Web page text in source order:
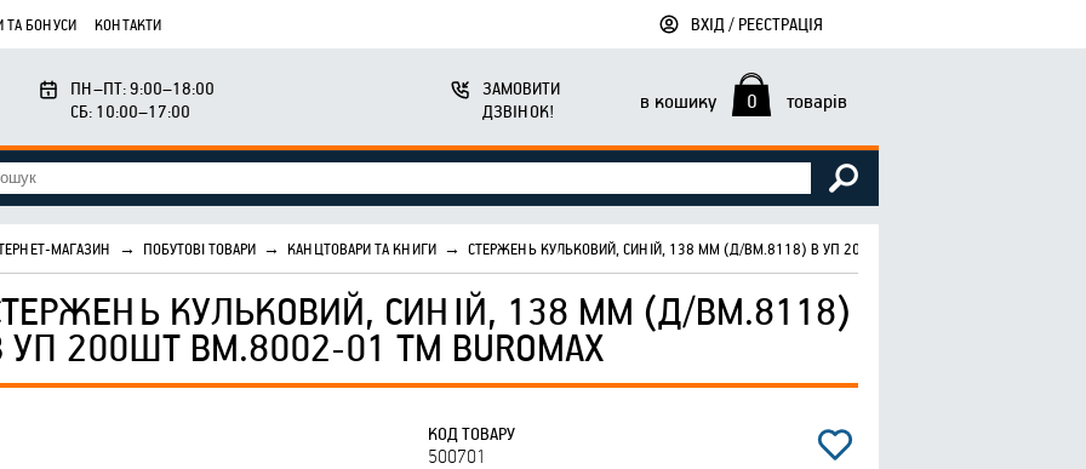
БОНУСИ КОНТАКТИ ВХІД / РЕЄСТРАЦІЯ
ПН–ПТ: 9:00–18:00
СБ: 10:00–17:00
ЗАМОВИТИ
ДЗВІНОК!
в кошику 0 товарів
МАГАЗИН → ПОБУТОВІ ТОВАРИ → КАНЦТОВАРИ ТА КНИГИ → СТЕРЖЕНЬ КУЛЬКОВИЙ, СИНІЙ, 138 ММ (Д/BM.8118) В УП 200ШТ BM.8002-01 ТМ BUROMAX
КУЛЬКОВИЙ, СИНІЙ, 138 ММ (Д/BM.8118)
УП 200ШТ BM.8002-01 ТМ BUROMAX
КОД ТОВАРУ
500701